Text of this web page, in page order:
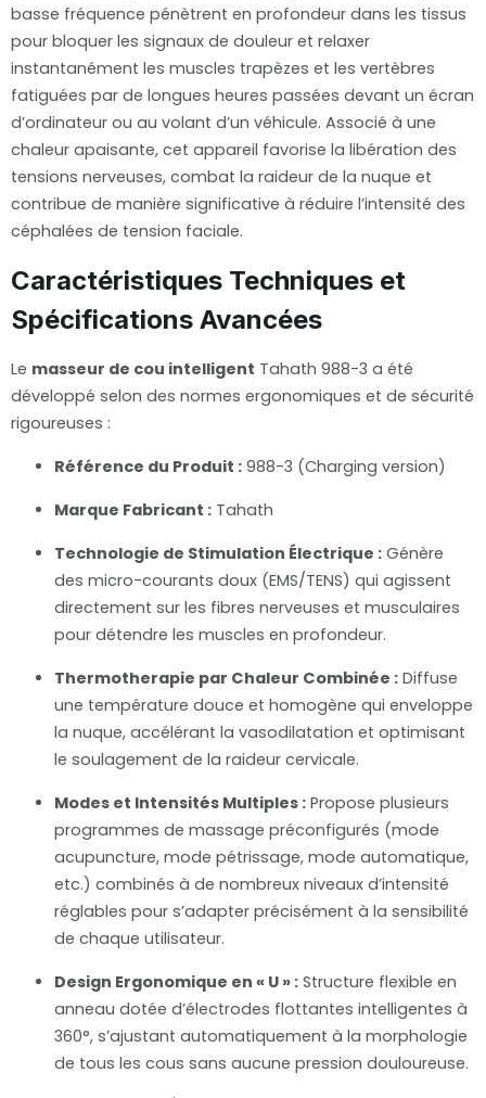
basse fréquence pénètrent en profondeur dans les tissus
pour bloquer les signaux de douleur et relaxer
instantanément les muscles trapèzes et les vertèbres
fatiguées par de longues heures passées devant un écran
d’ordinateur ou au volant d’un véhicule. Associé à une
chaleur apaisante, cet appareil favorise la libération des
tensions nerveuses, combat la raideur de la nuque et
contribue de manière significative à réduire l’intensité des
céphalées de tension faciale.
Caractéristiques Techniques et
Spécifications Avancées
Le masseur de cou intelligent Tahath 988-3 a été
développé selon des normes ergonomiques et de sécurité
rigoureuses :
Référence du Produit : 988-3 (Charging version)
Marque Fabricant : Tahath
Technologie de Stimulation Électrique : Génère
des micro-courants doux (EMS/TENS) qui agissent
directement sur les fibres nerveuses et musculaires
pour détendre les muscles en profondeur.
Thermotherapie par Chaleur Combinée : Diffuse
une température douce et homogène qui enveloppe
la nuque, accélérant la vasodilatation et optimisant
le soulagement de la raideur cervicale.
Modes et Intensités Multiples : Propose plusieurs
programmes de massage préconfigurés (mode
acupuncture, mode pétrissage, mode automatique,
etc.) combinés à de nombreux niveaux d’intensité
réglables pour s’adapter précisément à la sensibilité
de chaque utilisateur.
Design Ergonomique en « U » : Structure flexible en
anneau dotée d’électrodes flottantes intelligentes à
360°, s’ajustant automatiquement à la morphologie
de tous les cous sans aucune pression douloureuse.